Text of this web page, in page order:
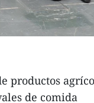
productos
de comida